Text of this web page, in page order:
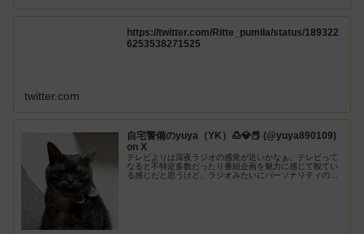
https://twitter.com/Ritte_pumila/status/189322
6253538271525
twitter.com
自宅警備のyuya（YK）🍮💎📕 (@yuya890109)
on X
テレビよりは深夜ラジオの感覚が近いかなぁ。テレビって
なると不特定多数だったり番組企画を魅力に感じて観てい
る感じだと思うけど、ラジオみたいにパーソナリティの魅